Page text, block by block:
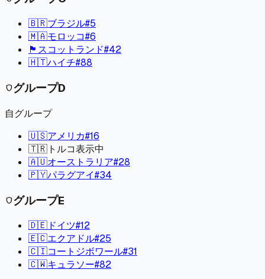
🇧🇷ブラジル#5
🇲🇦モロッコ#6
🏴󠁧󠁢󠁳󠁣󠁴󠁿 スコットランド#42
🇭🇹ハイチ#88
shieldグループD
自グループ
🇺🇸アメリカ#16
🇹🇷 トルコ表示中
🇦🇺オーストラリア#28
🇵🇾パラグアイ#34
shieldグループE
🇩🇪 ドイツ#12
🇪🇨エクアドル#25
🇨🇮コートジボワール#31
🇨🇼キュラソー#82